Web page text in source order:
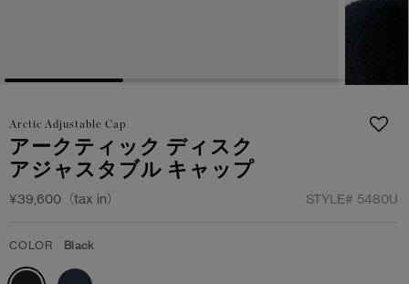
フットウェア
コレクション
フットウェア
コレクション
Arctic Adjustable Cap
アークティック ディスク
アジャスタブル キャップ
¥39,600（tax in） STYLE# 5480U
COLOR Black